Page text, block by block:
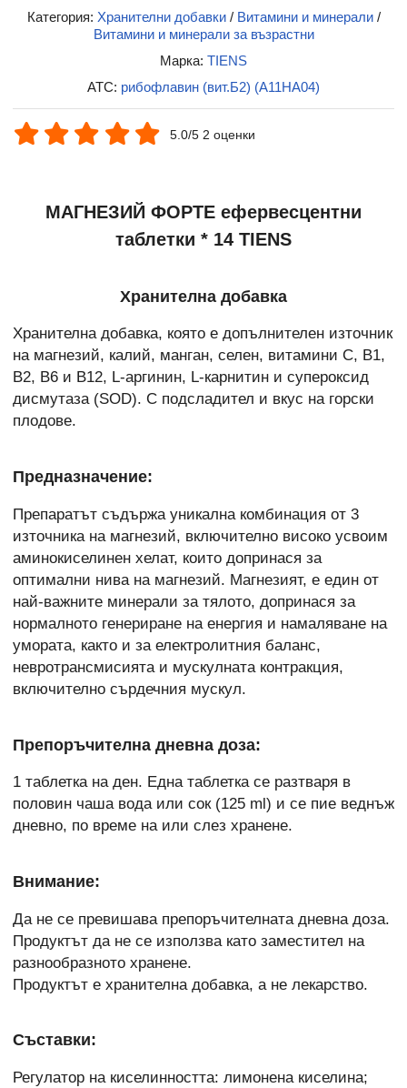
Категория: Хранителни добавки/ Витамини и минерали/
Витамини и минерали за възрастни
Марка: TIENS
ATC: рибофлавин (вит.Б2) (A11HA04)
5.0/5 2 оценки
МАГНЕЗИЙ ФОРТЕ ефервесцентни
таблетки * 14 TIENS
Хранителна добавка
Хранителна добавка, която е допълнителен източник
на магнезий, калий, манган, селен, витамини C, B1,
B2, B6 и B12, L-аргинин, L-карнитин и супероксид
дисмутаза (SOD). С подсладител и вкус на горски
плодове.
Предназначение:
Препаратът съдържа уникална комбинация от 3
източника на магнезий, включително високо усвоим
аминокиселинен хелат, които допринася за
оптимални нива на магнезий. Магнезият, е един от
най-важните минерали за тялото, допринася за
нормалното генериране на енергия и намаляване на
умората, както и за електролитния баланс,
невротрансмисията и мускулната контракция,
включително сърдечния мускул.
Препоръчителна дневна доза:
1 таблетка на ден. Една таблетка се разтваря в
половин чаша вода или сок (125 ml) и се пие веднъж
дневно, по време на или слез хранене.
Внимание:
Да не се превишава препоръчителната дневна доза.
Продуктът да не се използва като заместител на
разнообразното хранене.
Продуктът е хранителна добавка, а не лекарство.
Съставки:
Регулатор на киселинността: лимонена киселина;